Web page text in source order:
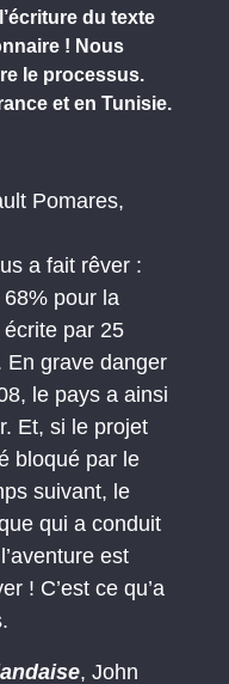
du texte
! Nous
le processus.
et en Tunisie.
Pomares,
a fait rêver :
pour la
par 25
En grave danger
le pays a ainsi
Et, si le projet
bloqué par le
suivant, le
qui a conduit
est
! C’est ce qu’a
, John